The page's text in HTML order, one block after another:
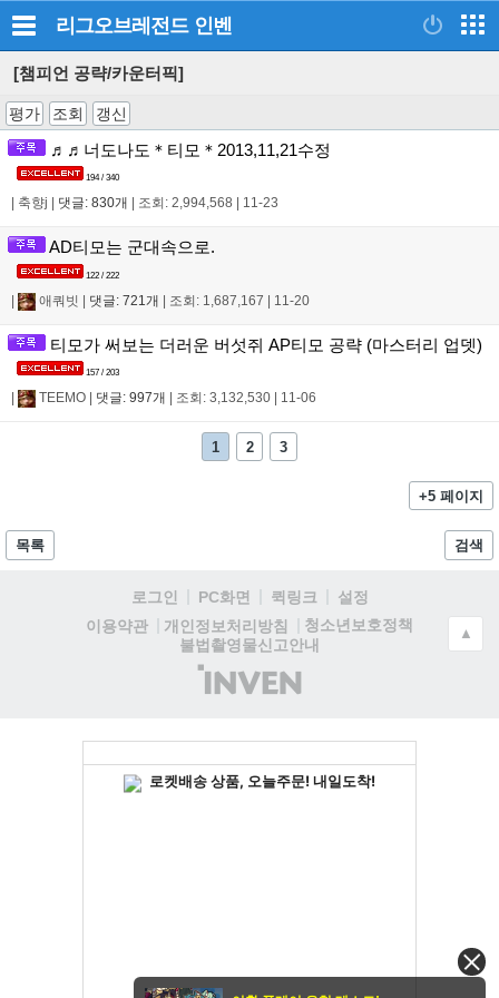
리그오브레전드 인벤
[챔피언 공략/카운터픽]
평가 조회 갱신
♬♬너도나도＊티모＊2013,11,21수정
194 / 340
축향j 댓글: 830개 조회: 2,994,568 11-23
AD티모는 군대속으로.
122 / 222
| 애쿼빗 | 댓글: 721개 | 조회: 1,687,167 | 11-20
티모가 써보는 더러운 버섯쥐 AP티모 공략 (마스터리 업뎃)
157 / 203
TEEMO 댓글: 997개 조회: 3,132,530 11-06
1 2 3
+5 페이지
목록 검색
로그인 PC화면 퀵링크
설정
이용약관
개인정보처리방침
청소년보호정책
불법촬영물신고안내
(주)
인
▲